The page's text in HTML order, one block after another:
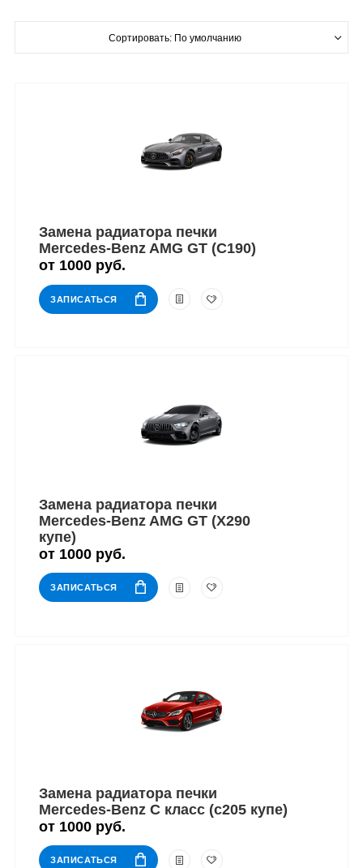
Сортировать: По умолчанию
Замена радиатора печки
Mercedes-Benz AMG GT (C190)
от 1000 руб.
ЗАПИСАТЬСЯ
Замена радиатора печки
Mercedes-Benz AMG GT (X290
купе)
от 1000 руб.
ЗАПИСАТЬСЯ
Замена радиатора печки
Mercedes-Benz C класс (c205 купе)
от 1000 руб.
ЗАПИСАТЬСЯ